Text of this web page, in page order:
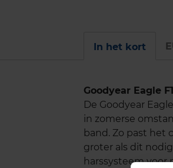
In het kort
Goodyear Eagle
De Goodyear
in zomerse
band. Zo past het
groter als dit
harssysteem